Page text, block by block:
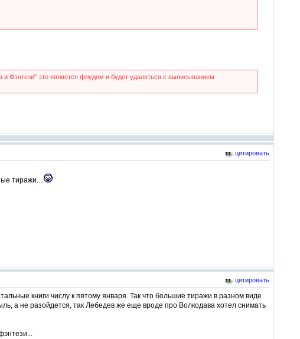
Фэнтези" это является флудом и будет удаляться с выписыванием
цитировать
тиражи....
цитировать
книги числу к пятому января. Так что большие тиражи в разном виде
а не разойдется, так Лебедев же еще вроде про Волкодава хотел снимать